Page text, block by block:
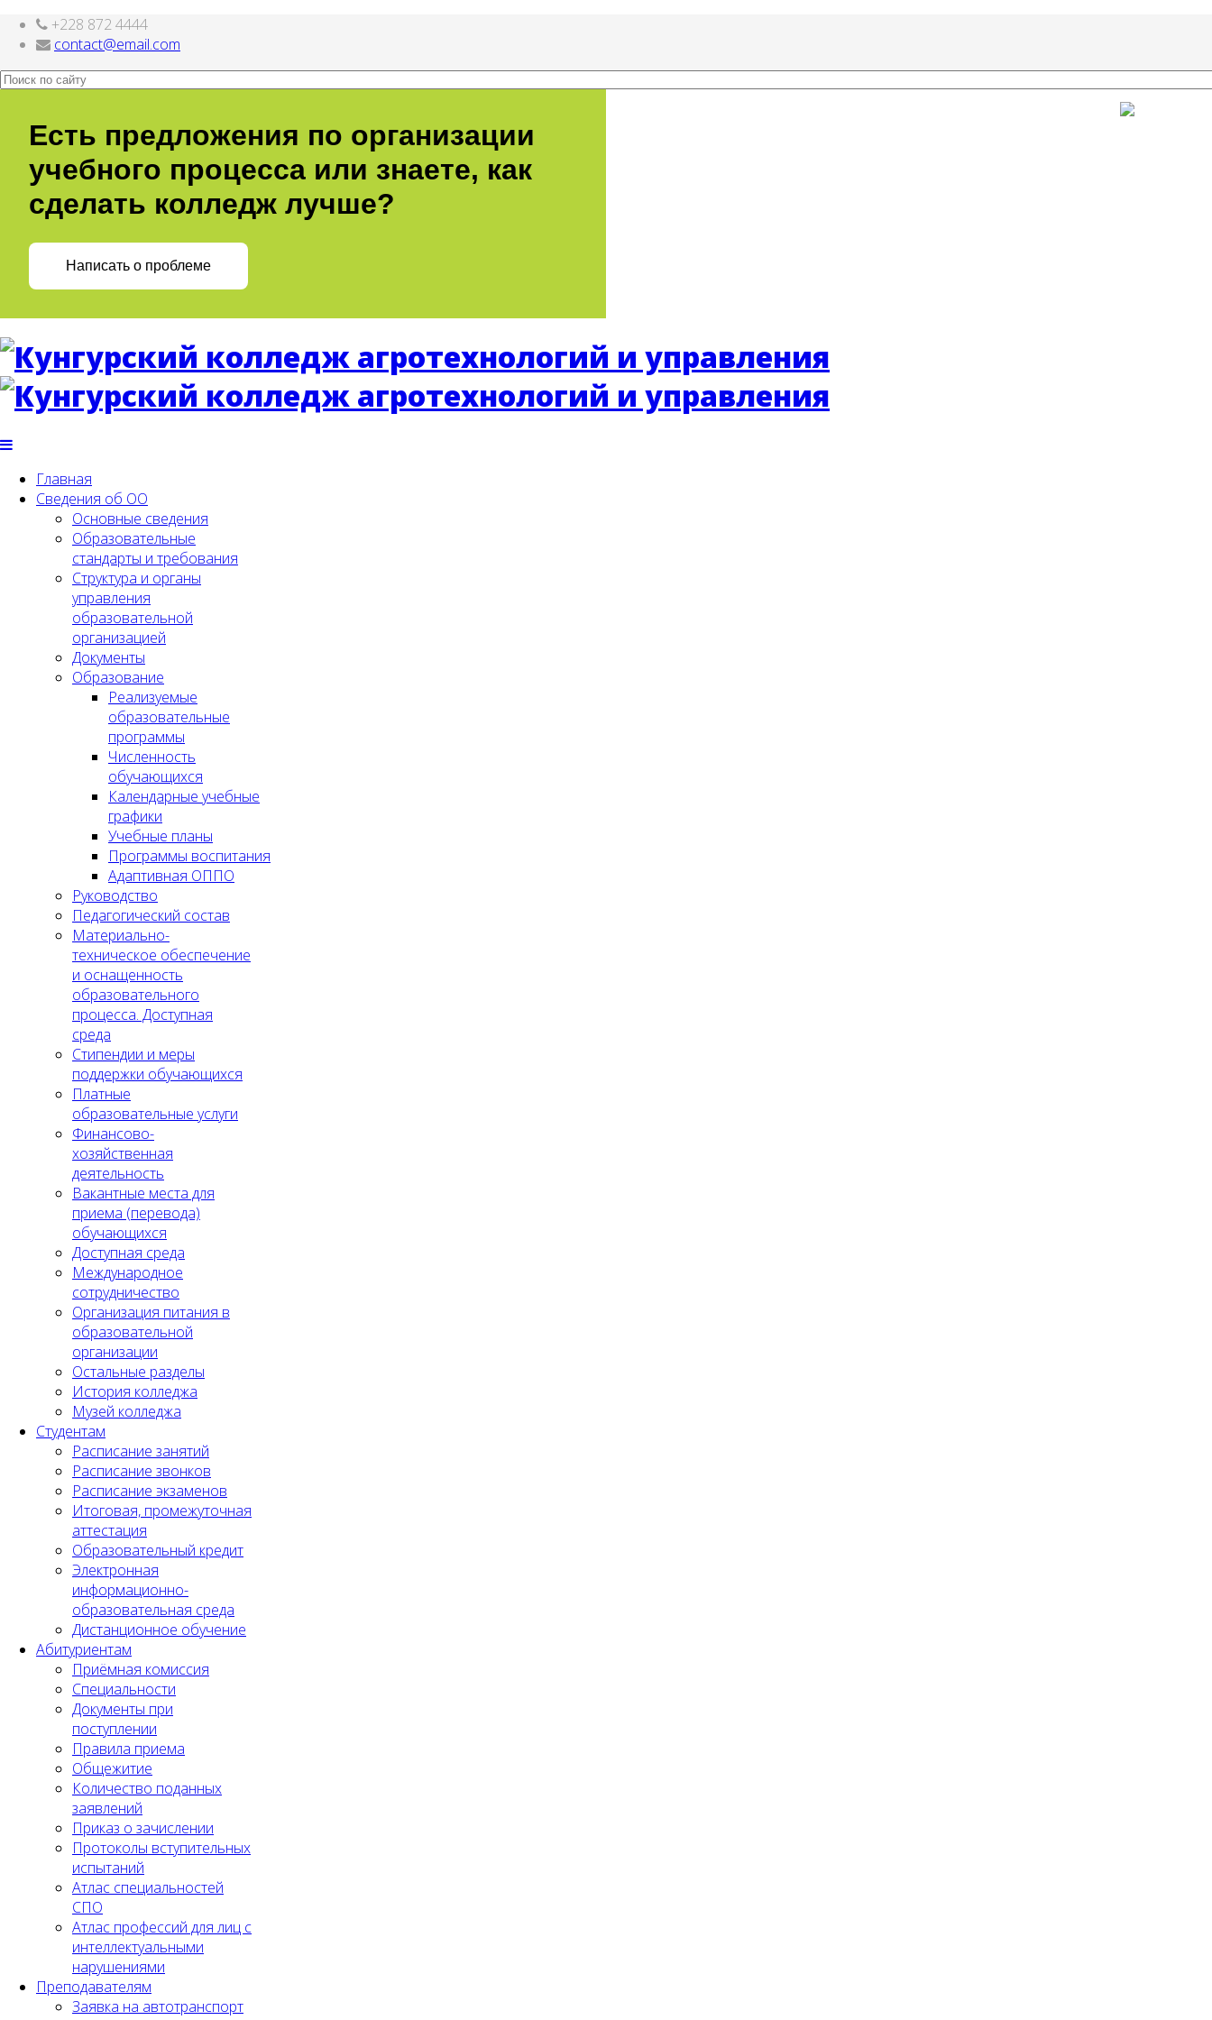
http://nachodki.ru/
+228 872 4444
contact@email.com
Есть предложения по организации
учебного процесса или знаете, как
сделать колледж лучше?
Написать о проблеме
Главная
Сведения об ОО
Основные сведения
Образовательные
стандарты и требования
Структура и органы
управления
образовательной
организацией
Документы
Образование
Реализуемые
образовательные
программы
Численность
обучающихся
Календарные учебные
графики
Учебные планы
Программы воспитания
Адаптивная ОППО
Руководство
Педагогический состав
Материально-
техническое обеспечение
и оснащенность
образовательного
процесса. Доступная
среда
Стипендии и меры
поддержки обучающихся
Платные
образовательные услуги
Финансово-
хозяйственная
деятельность
Вакантные места для
приема (перевода)
обучающихся
Доступная среда
Международное
сотрудничество
Организация питания в
образовательной
организации
Остальные разделы
История колледжа
Музей колледжа
Студентам
Расписание занятий
Расписание звонков
Расписание экзаменов
Итоговая, промежуточная
аттестация
Образовательный кредит
Электронная
информационно-
образовательная среда
Дистанционное обучение
Абитуриентам
Приёмная комиссия
Специальности
Документы при
поступлении
Правила приема
Общежитие
Количество поданных
заявлений
Приказ о зачислении
Протоколы вступительных
испытаний
Атлас специальностей
СПО
Атлас профессий для лиц с
интеллектуальными
нарушениями
Преподавателям
Заявка на автотранспорт